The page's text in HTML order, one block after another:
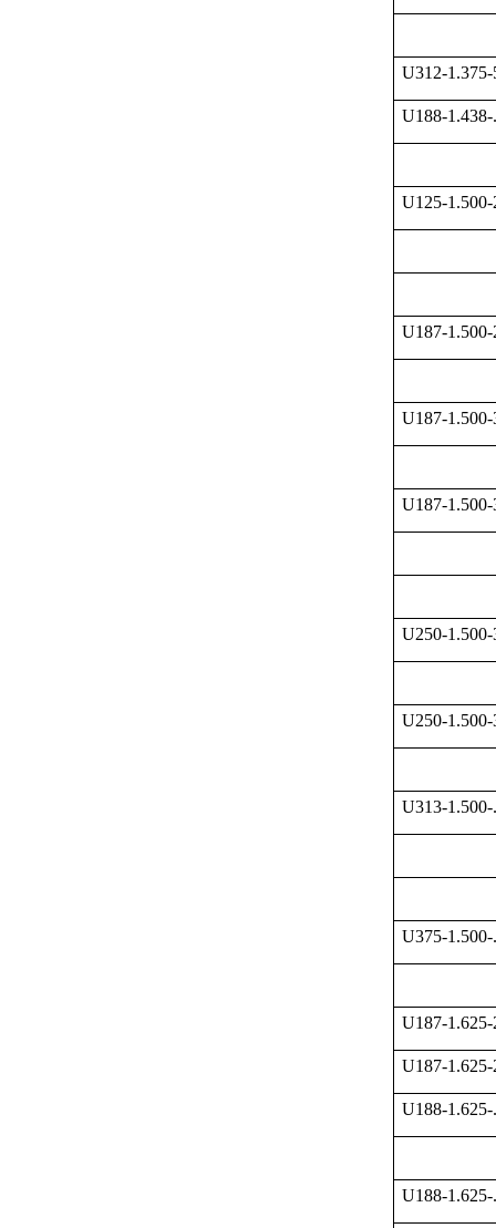
U312-
U188-1.438-
U125-
U187-
U187-
U187-
U250-
U250-
U313-1.500-
U375-1.500-
U187-
U187-
U188-1.625-
U188-1.625-